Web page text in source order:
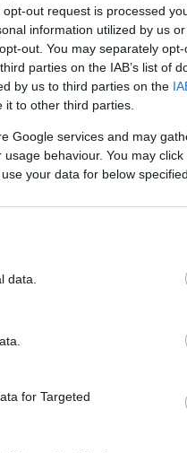
out request is processed
information utilized by us
out. You may separately
parties on the IAB’s list of
by us to third parties on the
to other third parties.
Google services and may
behaviour. You may
your data for below
data.
for Targeted
φυσικό φαινόμενο
Τολστόι«Άννα
στιβάδες
Μόσχα
για να
η απαλότητα
που ενέπνευσαν τους
πρώτα στο μυαλό
μας φάνηκε ότι
η νέα σειρά
ώστε να